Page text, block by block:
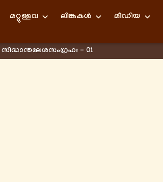
മറ്റുള്ളവ ലിങ്കുകള്‍ മീഡിയ
സിദ്ധാന്തലേശസംഗ്രഹഃ - 01